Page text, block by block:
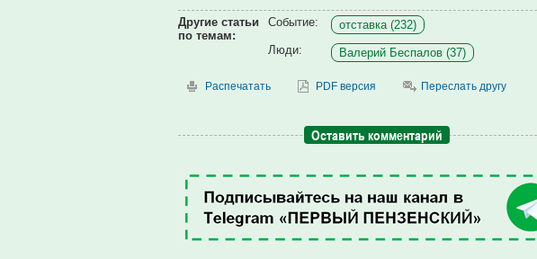
Другие статьи
по темам:
Событие:
отставка (232)
Люди:
Валерий Беспалов (37)
Распечатать PDF версия Переслать другу
Оставить комментарий